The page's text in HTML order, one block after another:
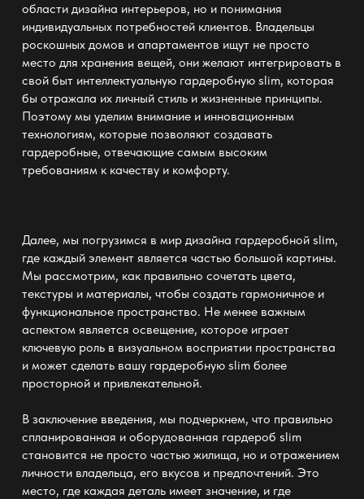
области дизайна интерьеров, но и понимания
индивидуальных потребностей клиентов. Владельцы
роскошных домов и апартаментов ищут не просто
место для хранения вещей, они желают интегрировать в
свой быт интеллектуальную гардеробную slim, которая
бы отражала их личный стиль и жизненные принципы.
Поэтому мы уделим внимание и инновационным
технологиям, которые позволяют создавать
гардеробные, отвечающие самым высоким
требованиям к качеству и комфорту.
Далее, мы погрузимся в мир дизайна гардеробной slim,
где каждый элемент является частью большой картины.
Мы рассмотрим, как правильно сочетать цвета,
текстуры и материалы, чтобы создать гармоничное и
функциональное пространство. Не менее важным
аспектом является освещение, которое играет
ключевую роль в визуальном восприятии пространства
и может сделать вашу гардеробную slimболее
просторной и привлекательной.
В заключение введения, мы подчеркнем, что правильно
спланированная и оборудованная гардероб slim
становится не просто частью жилища, но и отражением
личности владельца, его вкусов и предпочтений. Это
место, где каждая деталь имеет значение, и где